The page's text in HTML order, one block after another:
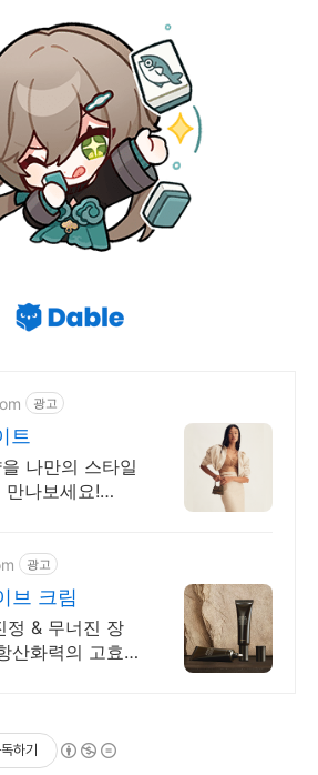
광고
트
나만의 스타일
만나보세요!
광고
브 크림
정 & 무너진 장
산화력의 고효
하기